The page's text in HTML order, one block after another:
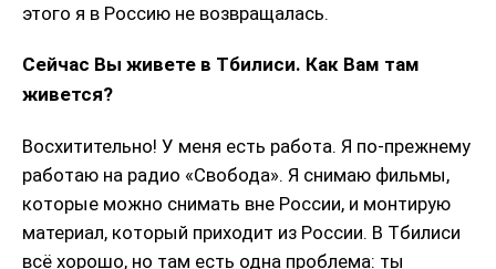
этого я в Россию не возвращалась.
Сейчас Вы живете в Тбилиси. Как Вам там
живется?
Восхитительно! У меня есть работа. Я по-прежнему
работаю на радио «Свобода». Я снимаю фильмы,
которые можно снимать вне России, и монтирую
материал, который приходит из России. В Тбилиси
всё хорошо, но там есть одна проблема: ты